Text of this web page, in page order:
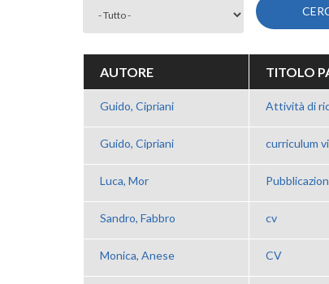
AUTORE TITOLO
Guido, Cipriani Attività di
Guido, Cipriani curriculum
Luca, Mor
Sandro, Fabbro cv
Monica, Anese CV